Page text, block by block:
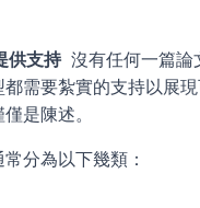
供支持 沒有任何一篇論
需要紮實的支持以展
是陳述。
分為以下幾類：